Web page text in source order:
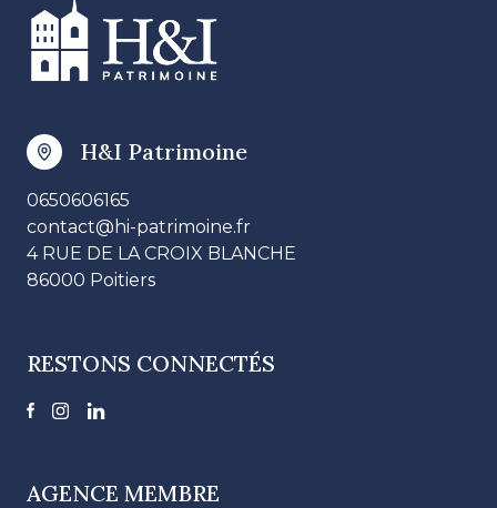
H&I Patrimoine
0650606165
contact@hi-patrimoine.fr
4 RUE DE LA CROIX BLANCHE
86000 Poitiers
RESTONS CONNECTÉS
AGENCE MEMBRE